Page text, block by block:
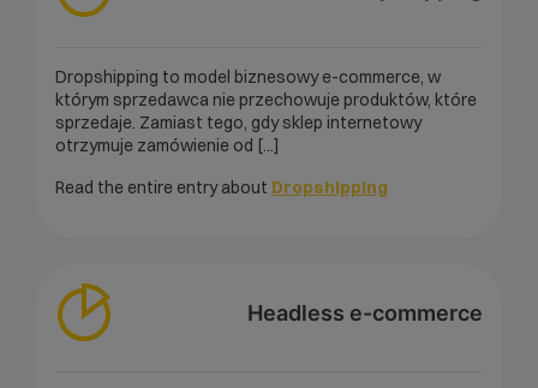
Dropshipping to model biznesowy e-commerce, w
którym sprzedawca nie przechowuje produktów, które
sprzedaje. Zamiast tego, gdy sklep internetowy
otrzymuje zamówienie od [...]
Read the entire entry about Dropshipping
Headless e-commerce